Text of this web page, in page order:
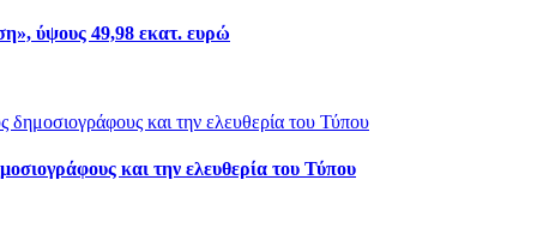
ύψους 49,98 εκατ. ευρώ
και την ελευθερία του Τύπου